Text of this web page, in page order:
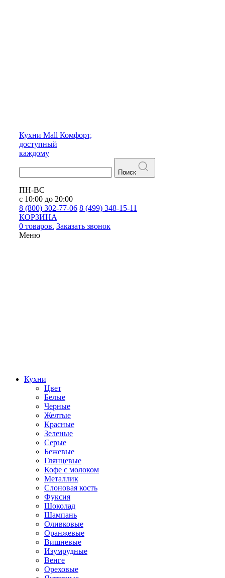
Кухни Mall Комфорт,
доступный
каждому
Поиск
ПН-ВС
с 10:00 до 20:00
8 (800) 302-77-06 8 (499) 348-15-11
КОРЗИНА
0 товаров. Заказать звонок
Меню
Кухни
Цвет
Белые
Черные
Желтые
Красные
Зеленые
Серые
Бежевые
Глянцевые
Кофе с молоком
Металлик
Слоновая кость
Фуксия
Шоколад
Шампань
Оливковые
Оранжевые
Вишневые
Изумрудные
Венге
Ореховые